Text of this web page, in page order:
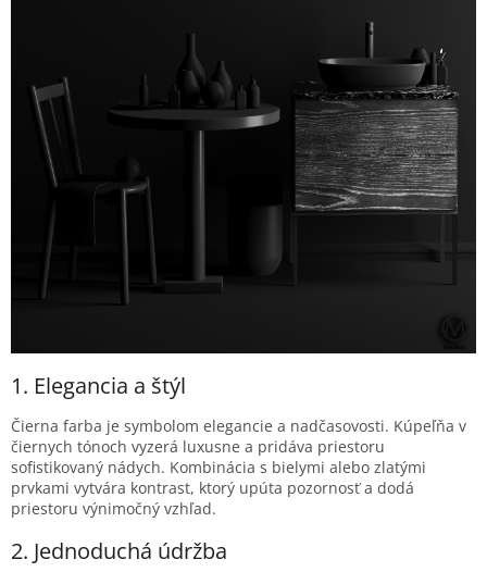
1. Elegancia a štýl
Čierna farba je symbolom elegancie a nadčasovosti. Kúpeľňa v
čiernych tónoch vyzerá luxusne a pridáva priestoru
sofistikovaný nádych. Kombinácia s bielymi alebo zlatými
prvkami vytvára kontrast, ktorý upúta pozornosť a dodá
priestoru výnimočný vzhľad.
2. Jednoduchá údržba